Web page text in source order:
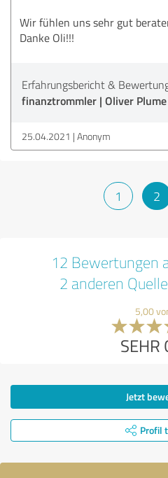
Wir fühlen uns sehr gut
Danke Oli!!!
Erfahrungsbericht &
finanztrommler | Oliver Plume
25.04.2021 Anonym
1 2
12 Bewertungen
2 anderen
5,00
SEHR
Jetzt
Profil